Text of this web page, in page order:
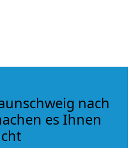
nach
es Ihnen